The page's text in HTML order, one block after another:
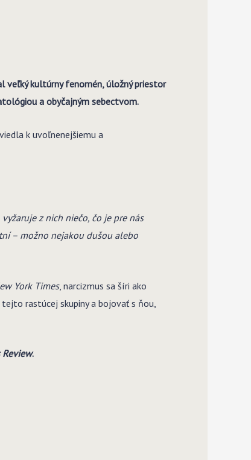
veľký kultúrny fenomén, úložný priestor
a obyčajným sebectvom.
k uvoľnenejšiemu a
z nich niečo, čo je pre nás
– možno nejakou dušou alebo
York Times, narcizmus sa šíri ako
rastúcej skupiny a bojovať s ňou,
Review.